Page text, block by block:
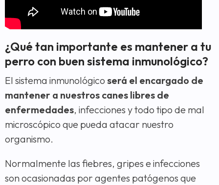
¿Qué tan importante es mantener a tu
perro con buen sistema inmunológico?
El sistema inmunológico será el encargado de
mantener a nuestros canes libres de
enfermedades, infecciones y todo tipo de mal
microscópico que pueda atacar nuestro
organismo.
Normalmente las fiebres, gripes e infecciones
son ocasionadas por agentes patógenos que